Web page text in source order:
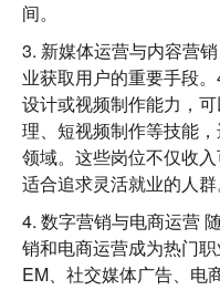
间。
3. 新媒体运营与内容营销
业获取用户的重要手段
设计或视频制作能力，
理、短视频制作等技能
领域。这些岗位不仅收
适合追求灵活就业的人群
4. 数字营销与电商运营
销和电商运营成为热门
EM、社交媒体广告、电